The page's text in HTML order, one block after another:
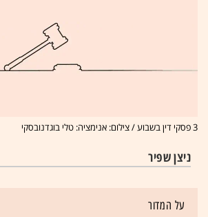
3 פסקי דין בשבוע / צילום: אנימציה: טלי בוגדנובסקי
ניצן שפיר
על המדור